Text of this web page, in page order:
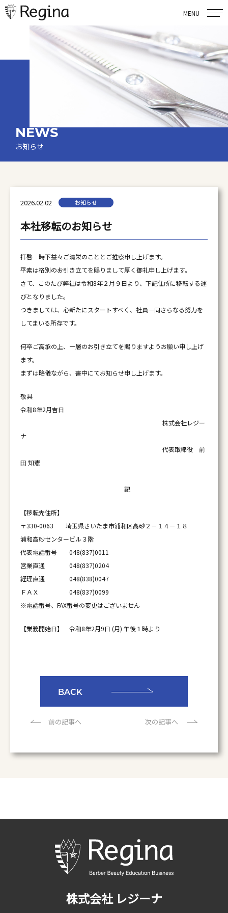
MENU
NEWS
お知らせ
2026.02.02 お知らせ
本社移転のお知らせ
拝啓 時下益々ご清栄のこととご推察申し上げます。
平素は格別のお引き立てを賜りまして厚く御礼申し上げます。
さて、このたび弊社は令和8年２月９日より、下記住所に移転する運
びとなりました。
つきましては、心新たにスタートすべく、社員一同さらなる努力を
してまいる所存です。
何卒ご高承の上、一層のお引き立てを賜りますようお願い申し上げ
ます。
まずは略儀ながら、書中にてお知らせ申し上げます。
敬具
令和8年2月吉日
株式会社レジー
ナ
代表取締役 前
田 知憲
記
【移転先住所】
〒330-0063 埼玉県さいたま市浦和区高砂２－１４－１８
浦和高砂センタービル３階
代表電話番号 048(837)0011
営業直通 048(837)0204
経理直通 048(838)0047
ＦＡＸ 048(837)0099
※電話番号、FAX番号の変更はございません
【業務開始日】 令和8年2月9日 (月) 午後１時より
前の記事へ
BACK
次の記事へ
株式会社 レジーナ